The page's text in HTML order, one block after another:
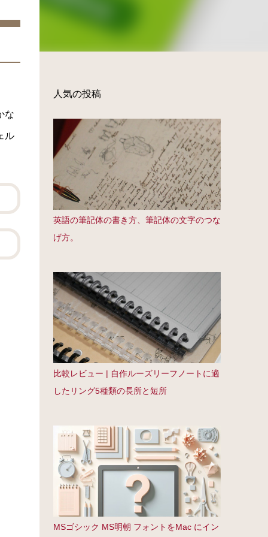
な
ル
人気の投稿
英語の筆記体の書き方、筆記体の文字のつな
げ方。
比較レビュー | 自作ルーズリーフノートに適
したリング5種類の長所と短所
MSゴシック MS明朝 フォントをMac にイン